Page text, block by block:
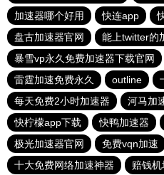
加速器哪个好用
快连app
盘古加速器官网
能上twitter的
暴雪vp永久免费加速器下载官网
雷霆加速免费永久
outline
每天免费2小时加速器
河马加
快柠檬app下载
快鸭加速器
极光加速器官网
免费vqn加速
十大免费网络加速神器
赔钱